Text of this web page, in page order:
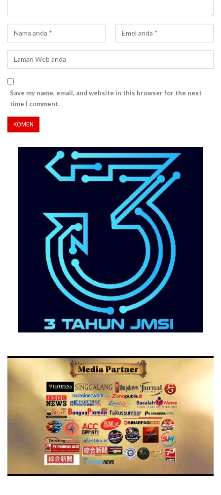
Save my name, email, and website in this browser for the next
time I comment.